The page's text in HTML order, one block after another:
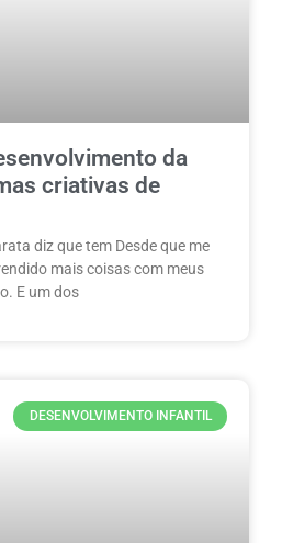
da
criativas de
diz que tem Desde que me
mais coisas com meus
E um dos
DESENVOLVIMENTO INFANTIL